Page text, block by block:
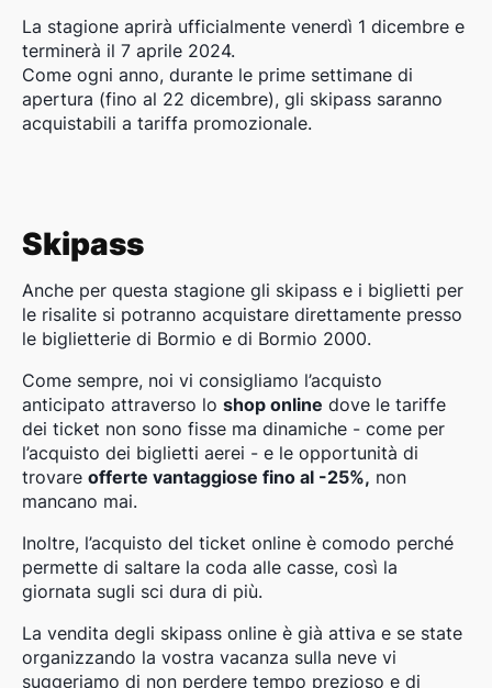
La stagione aprirà ufficialmente venerdì 1 dicembre e
terminerà il 7 aprile 2024.
Come ogni anno, durante le prime settimane di
apertura (fino al 22 dicembre), gli skipass saranno
acquistabili a tariffa promozionale.
Skipass
Anche per questa stagione gli skipass e i biglietti per
le risalite si potranno acquistare direttamente presso
le biglietterie di Bormio e di Bormio 2000.
Come sempre, noi vi consigliamo l’acquisto
anticipato attraverso lo shop online dove le tariffe
dei ticket non sono fisse ma dinamiche - come per
l’acquisto dei biglietti aerei - e le opportunità di
trovare offerte vantaggiose fino al -25%, non
mancano mai.
Inoltre, l’acquisto del ticket online è comodo perché
permette di saltare la coda alle casse, così la
giornata sugli sci dura di più.
La vendita degli skipass online è già attiva e se state
organizzando la vostra vacanza sulla neve vi
suggeriamo di non perdere tempo prezioso e di